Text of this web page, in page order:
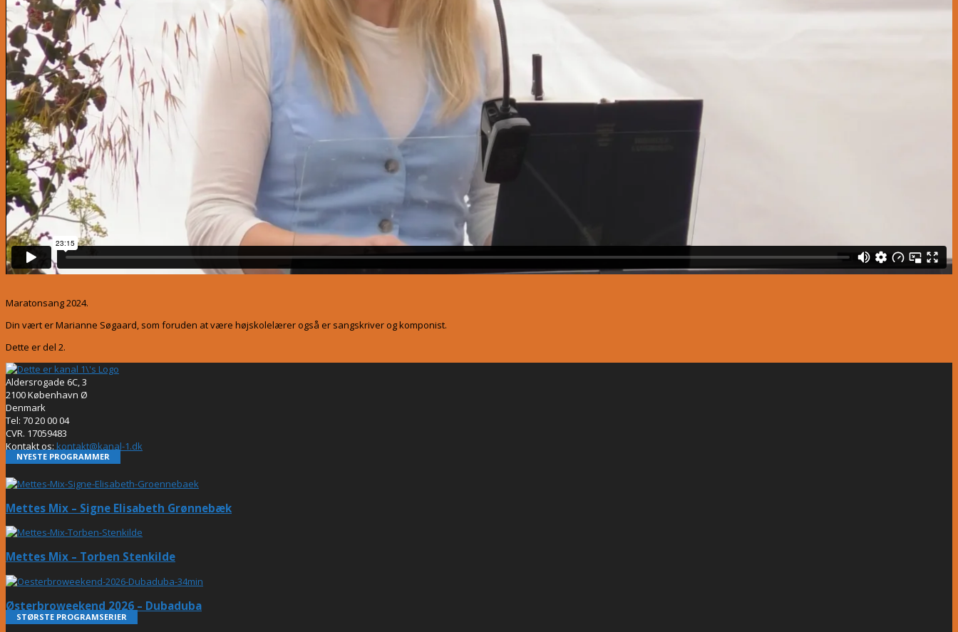
Maratonsang 2024.
Din vært er Marianne Søgaard, som foruden at være højskolelærer også er sangskriver og komponist.
Dette er del 2.
Aldersrogade 6C, 3
2100 København Ø
Denmark
Tel: 70 20 00 04
CVR. 17059483
Kontakt os: kontakt@kanal-1.dk
NYESTE PROGRAMMER
Mettes Mix – Signe Elisabeth Grønnebæk
Mettes Mix – Torben Stenkilde
Østerbroweekend 2026 – Dubaduba
STØRSTE PROGRAMSERIER